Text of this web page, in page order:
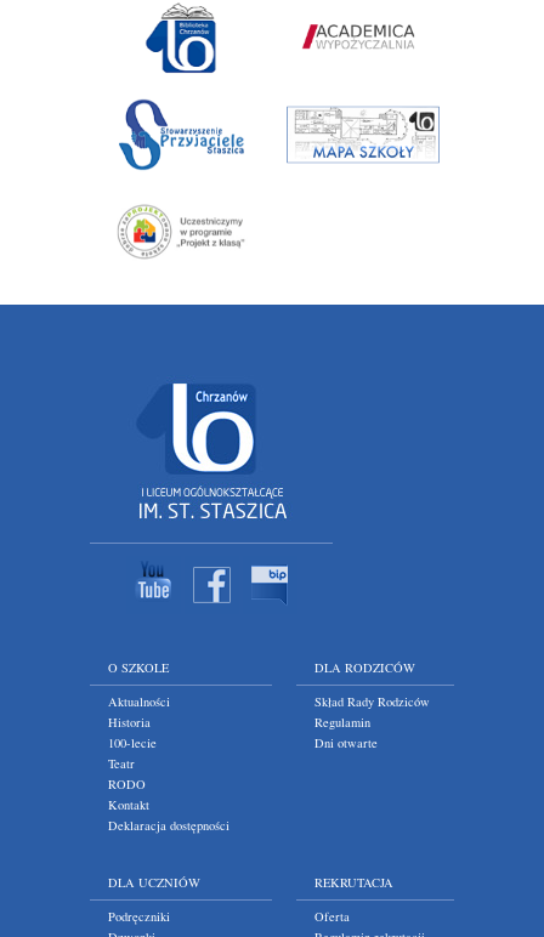
O SZKOLE
Aktualności
Historia
100-lecie
Teatr
RODO
Kontakt
Deklaracja dostępności
DLA RODZICÓW
Skład Rady Rodziców
Regulamin
Dni otwarte
DLA UCZNIÓW
Podręczniki
REKRUTACJA
Oferta